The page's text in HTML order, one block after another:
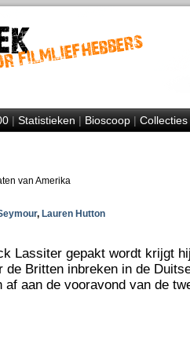
|Statistieken|Bioscoop|Collecties
van Amerika
, Lauren Hutton
Lassiter gepakt wordt krijgt
de Britten inbreken in de
aan de vooravond van de